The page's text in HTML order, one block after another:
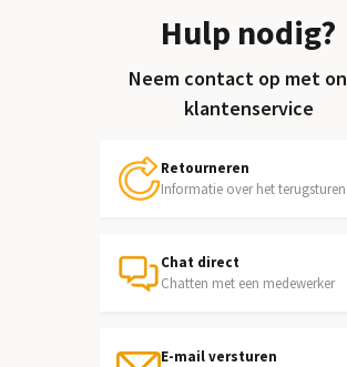
Hulp nodig?
Neem contact op met
klantenservice
Retourneren
Informatie over het terugsturen
Chat direct
Chatten met een medewerker
E-mail versturen